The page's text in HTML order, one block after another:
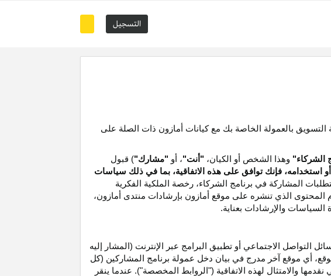
التسجيل
التسويق بالعمولة الخاصة بك مع كيانات أمازون ذات الصلة على
الشركاء" وهذا الشخص أو الكيان، "أنت"، أو "مشارك") قبول
استخدامه، فإنك توافق على هذه الاتفاقية، بما في ذلك سياسات
المشاركة في برنامج الشركاء، رخصة الملكية الفكرية
المحتوى الذي تنشره على موقع أمازون بإرشادات منتدى أمازون،
والإرشادات بعناية.
الاجتماعي أو تطبيق البرامج عبر الإنترنت (المشار إليه
أي موقع آخر مدرج في بيان دخل عمولة برنامج المشاركين (كل
والامتثال لهذه الاتفاقية ("الروابط المخصصة"). عندما ينقر